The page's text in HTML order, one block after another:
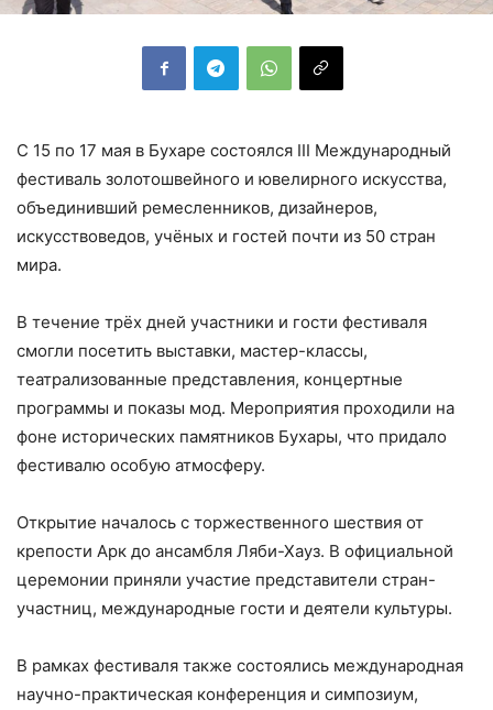
С 15 по 17 мая в Бухаре состоялся III Международный
фестиваль золотошвейного и ювелирного искусства,
объединивший ремесленников, дизайнеров,
искусствоведов, учёных и гостей почти из 50 стран
мира.
В течение трёх дней участники и гости фестиваля
смогли посетить выставки, мастер-классы,
театрализованные представления, концертные
программы и показы мод. Мероприятия проходили на
фоне исторических памятников Бухары, что придало
фестивалю особую атмосферу.
Открытие началось с торжественного шествия от
крепости Арк до ансамбля Ляби-Хауз. В официальной
церемонии приняли участие представители стран-
участниц, международные гости и деятели культуры.
В рамках фестиваля также состоялись международная
научно-практическая конференция и симпозиум,